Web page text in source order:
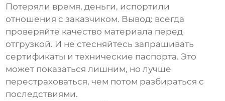
Потеряли время, деньги, испортили
отношения с заказчиком. Вывод: всегда
проверяйте качество материала перед
отгрузкой. И не стесняйтесь запрашивать
сертификаты и технические паспорта. Это
может показаться лишним, но лучше
перестраховаться, чем потом разбираться с
последствиями.